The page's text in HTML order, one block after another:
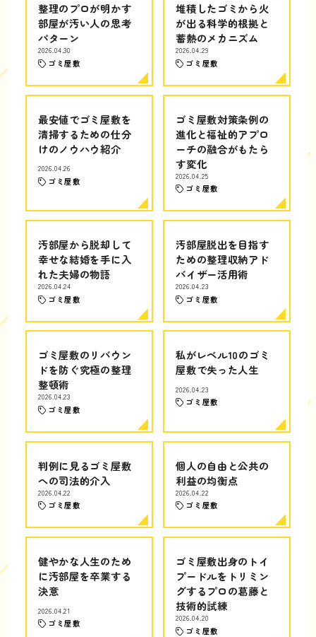
整理のプロが明かす
部屋が汚い人の思考
パターン
2026.04.30
ゴミ屋敷
堆積したゴミから火
が出る科学的根拠と
蓄熱のメカニズム
2026.04.29
ゴミ屋敷
最安値でゴミ屋敷を
清掃するための仕分
けのノウハウ紹介
2026.04.26
ゴミ屋敷
ゴミ屋敷対策条例の
進化と福祉的アプロ
ーチの融合がもたら
す変化
2026.04.25
ゴミ屋敷
汚部屋から脱却して
幸せな結婚を手に入
れた夫婦の物語
2026.04.24
ゴミ屋敷
汚部屋脱出を目指す
ための整理収納アド
バイザー活用術
2026.04.23
ゴミ屋敷
ゴミ屋敷のリバウン
ドを防ぐ究極の整理
整頓術
2026.04.23
ゴミ屋敷
私がレベル10のゴミ
屋敷で失った人生
2026.04.23
ゴミ屋敷
判例に見るゴミ屋敷
への司法的介入
2026.04.22
ゴミ屋敷
個人の自由と公共の
利益の均衡点
2026.04.22
ゴミ屋敷
健やかな人生のため
に汚部屋を卒業する
決意
2026.04.21
ゴミ屋敷
ゴミ屋敷出身のトイ
プードルをトリミン
グするプロの葛藤と
技術的試練
2026.04.20
ゴミ屋敷